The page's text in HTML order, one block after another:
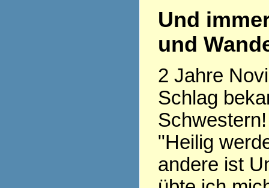
Und
und
2 Jahre
Schlag
"Heilig
andere ist